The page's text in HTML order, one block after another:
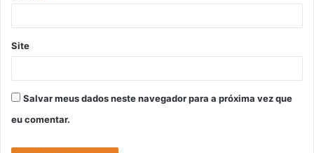
*
Site
Salvar meus dados neste navegador para a próxima vez que
eu comentar.